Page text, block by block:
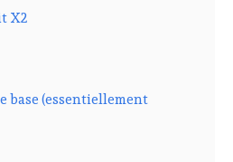
X2
(essentiellement